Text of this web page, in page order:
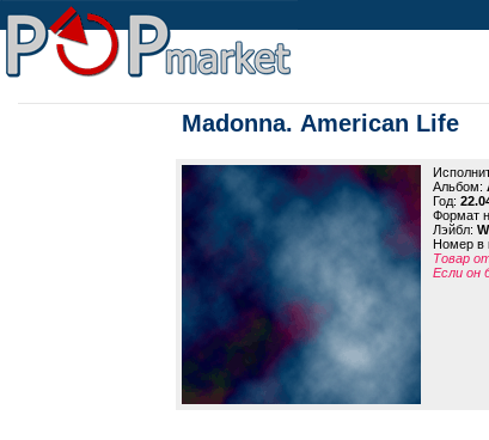
Madonna. American Life
Альбом:
Год:
Формат
Лэйбл:
Номер в
Товар
Если он